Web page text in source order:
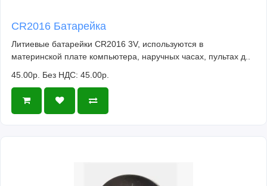
CR2016 Батарейка
Литиевые батарейки CR2016 3V, используются в
материнской плате компьютера, наручных часах, пультах д..
45.00р. Без НДС: 45.00р.